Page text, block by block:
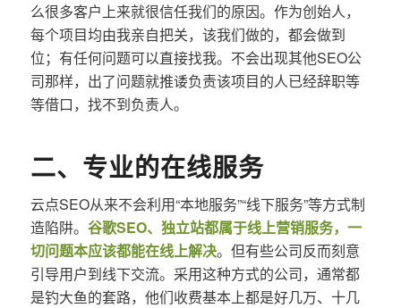
么很多客户上来就很信任我们的原因。作为创始人，
每个项目均由我亲自把关，该我们做的，都会做到
位；有任何问题可以直接找我。不会出现其他SEO公
司那样，出了问题就推诿负责该项目的人已经辞职等
等借口，找不到负责人。
二、专业的在线服务
云点SEO从来不会利用“本地服务”“线下服务”等方式制
造陷阱。 谷歌SEO、独立站都属于线上营销服务，一
切问题本应该都能在线上解决。但有些公司反而刻意
引导用户到线下交流。采用这种方式的公司，通常都
是钓大鱼的套路，他们收费基本上都是好几万、十几